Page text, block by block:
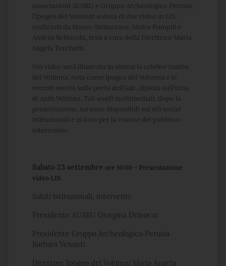
associazioni AUSRU e Gruppo Archeologico Perusia,
l’Ipogeo dei Volumni si dota di due video in LIS,
realizzati da Mauro Santacroce, Moira Pompili e
Andrea Bettocchi, testi a cura della Direttrice Maria
Angela Turchetti.
Nei video sarà illustrata in sintesi la celebre tomba
dei Velimna, nota come Ipogeo dei Volumni e le
recenti novità sulla porta dell’Ade, dipinta sull’urna
di Anth Velimna. Tali ausili multimediali, dopo la
presentazione, saranno disponibili sui siti social
istituzionali e in loco per la visione del pubblico
interessato.
Sabato 23 settembre ore 16:00 – Presentazione
video LIS
Saluti istituzionali, interventi:
Presidente AUSRU Giorgina Drinoczi
Presidente Gruppo Archeologico Perusia
Barbara Venanti
Direttore Ipogeo dei Volumni Maria Angela